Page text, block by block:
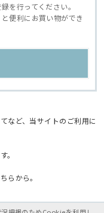
を行ってください。
便利にお買い物ができ
など、当サイトのご利用に
。
らから。